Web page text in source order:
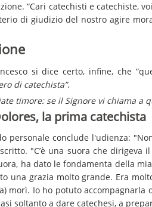
“Cari catechisti e catechiste,
di giudizio del nostro agire
si dice certo, infine, che
di catechista”.
timore: se il Signore vi chiama a
la prima catechista
personale conclude l'udienza:
"C’è una suora che dirigeva
ha dato le fondamenta della
una grazia molto grande. Era
morì. Io ho potuto
soltanto a dare catechesi, a